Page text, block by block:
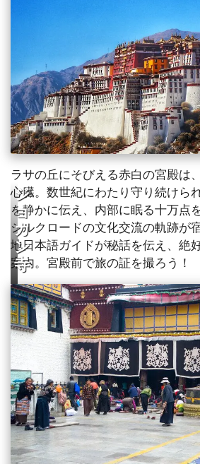
ラサの丘にそびえる赤白の宮殿は
心臓。数世紀にわたり守り続けら
を静かに伝え、内部に眠る十万点
シルクロードの文化交流の軌跡が
地日本語ガイドが秘話を伝え、絶
案内。宮殿前で旅の証を撮ろう！
ジ
ョ
カ
ン
寺